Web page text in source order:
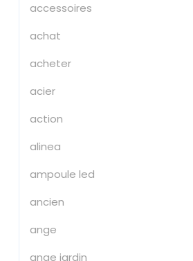
accessoires
achat
acheter
acier
action
alinea
ampoule led
ancien
ange
ange jardin